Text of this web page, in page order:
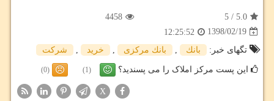
5.0
/
5
4458
1398/02/19
12:25:52
تگهای خبر:
بانك بانك مركزی خرید شركت
این پست مرکز املاک را می پسندید؟ (1)
(0)
X